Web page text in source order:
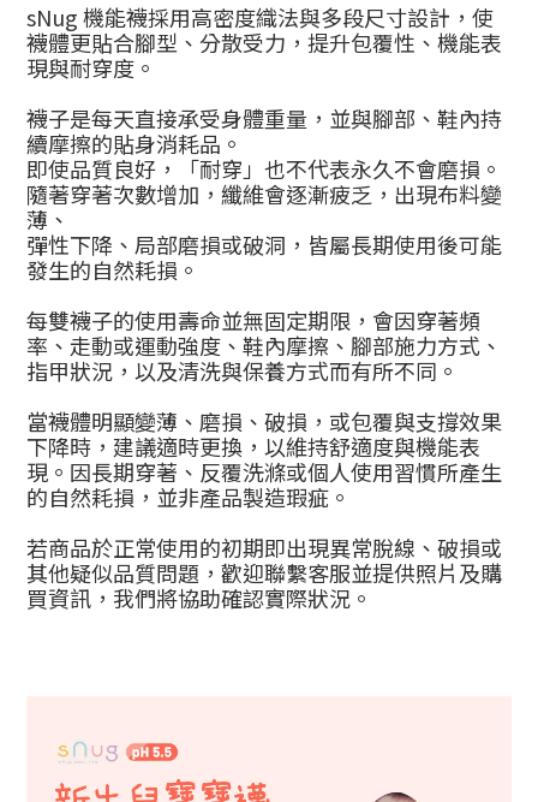
sNug 機能襪採用高密度織法與多段尺寸設計，使
襪體更貼合腳型、分散受力，提升包覆性、機能表
現與耐穿度。
襪子是每天直接承受身體重量，並與腳部、鞋內持
續摩擦的貼身消耗品。
即使品質良好，「耐穿」也不代表永久不會磨損。
隨著穿著次數增加，纖維會逐漸疲乏，出現布料變
薄、
彈性下降、局部磨損或破洞，皆屬長期使用後可能
發生的自然耗損。
每雙襪子的使用壽命並無固定期限，會因穿著頻
率、走動或運動強度、鞋內摩擦、腳部施力方式、
指甲狀況，以及清洗與保養方式而有所不同。
當襪體明顯變薄、磨損、破損，或包覆與支撐效果
下降時，建議適時更換，以維持舒適度與機能表
現。因長期穿著、反覆洗滌或個人使用習慣所產生
的自然耗損，並非產品製造瑕疵。
若商品於正常使用的初期即出現異常脫線、破損或
其他疑似品質問題，歡迎聯繫客服並提供照片及購
買資訊，我們將協助確認實際狀況。